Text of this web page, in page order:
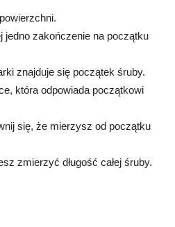
jedno zakończenie na początku
znajduje się początek śruby.
która odpowiada początkowi
się, że mierzysz od początku
zmierzyć długość całej śruby.